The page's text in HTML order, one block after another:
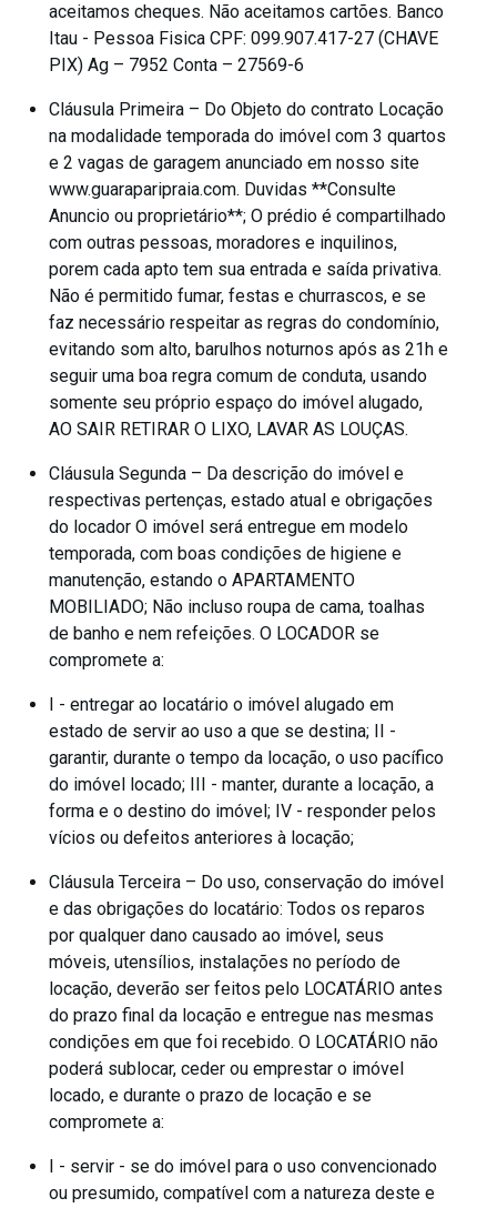
aceitamos cheques. Não aceitamos cartões. Banco
Itau - Pessoa Fisica CPF: 099.907.417-27 (CHAVE
PIX) Ag – 7952 Conta – 27569-6
Cláusula Primeira – Do Objeto do contrato Locação
na modalidade temporada do imóvel com 3 quartos
e 2 vagas de garagem anunciado em nosso site
www.guaraparipraia.com. Duvidas **Consulte
Anuncio ou proprietário**; O prédio é compartilhado
com outras pessoas, moradores e inquilinos,
porem cada apto tem sua entrada e saída privativa.
Não é permitido fumar, festas e churrascos, e se
faz necessário respeitar as regras do condomínio,
evitando som alto, barulhos noturnos após as 21h e
seguir uma boa regra comum de conduta, usando
somente seu próprio espaço do imóvel alugado,
AO SAIR RETIRAR O LIXO, LAVAR AS LOUÇAS.
Cláusula Segunda – Da descrição do imóvel e
respectivas pertenças, estado atual e obrigações
do locador O imóvel será entregue em modelo
temporada, com boas condições de higiene e
manutenção, estando o APARTAMENTO
MOBILIADO; Não incluso roupa de cama, toalhas
de banho e nem refeições. O LOCADOR se
compromete a:
I - entregar ao locatário o imóvel alugado em
estado de servir ao uso a que se destina; II -
garantir, durante o tempo da locação, o uso pacífico
do imóvel locado; III - manter, durante a locação, a
forma e o destino do imóvel; IV - responder pelos
vícios ou defeitos anteriores à locação;
Cláusula Terceira – Do uso, conservação do imóvel
e das obrigações do locatário: Todos os reparos
por qualquer dano causado ao imóvel, seus
móveis, utensílios, instalações no período de
locação, deverão ser feitos pelo LOCATÁRIO antes
do prazo final da locação e entregue nas mesmas
condições em que foi recebido. O LOCATÁRIO não
poderá sublocar, ceder ou emprestar o imóvel
locado, e durante o prazo de locação e se
compromete a:
I - servir - se do imóvel para o uso convencionado
ou presumido, compatível com a natureza deste e